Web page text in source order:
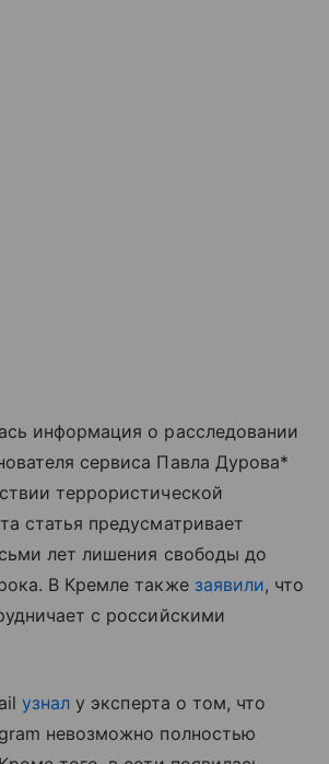
информация о расследовании
сервиса Павла Дурова*
террористической
статья предусматривает
лет лишения свободы до
В Кремле также заявили, что
с российскими
узнал у эксперта о том, что
невозможно полностью